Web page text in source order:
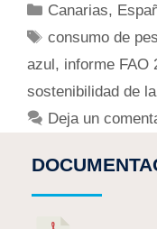
Canarias,
consumo de
azul, informe FAO
sostenibilidad de
Deja un